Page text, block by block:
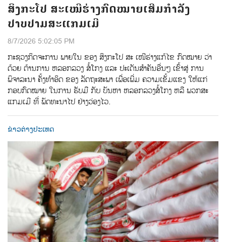
ສິງກະໂປ ສະເໜີຮ່າງກົດໝາຍເສີມກຳລັງ
ປາບປາມສະແກມເມີ
8/7/2026 5:02:05 PM
ກະຊວງກິດຈະການ ພາຍໃນ ຂອງ ສິງກະໂປ ສະ ເໜີຮ່າງແກ້ໄຂ ກົດໝາຍ ວ່າ
ດ້ວຍ ຕ້ານການ ຫລອກລວງ ສໍ້ໂກງ ແລະ ປະເດັນສຳຄັນອື່ນໆ ເຂົ້າສູ່ ການ
ພິຈາລະນາ ຄັ້ງທຳອິດ ຂອງ ລັດຖະສະພາ ເພື່ອເພີ່ມ ຄວາມເຂັ້ມແຂງ ໃຫ້ແກ່
ກອບກົດໝາຍ ໃນການ ຮັບມື ກັບ ບັນຫາ ຫລອກລວງສໍ້ໂກງ ຫລື ພວກສະ
ແກມເມີ ທີ່ ພັດທະນາໄປ ຢ່າງວ່ອງໄວ.
ຂ່າວຕ່າງປະເທດ